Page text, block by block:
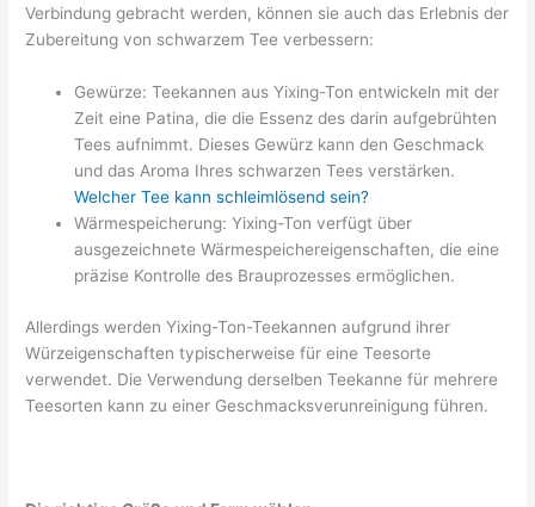
Verbindung gebracht werden, können sie auch das Erlebnis der
Zubereitung von schwarzem Tee verbessern:
Gewürze: Teekannen aus Yixing-Ton entwickeln mit der
Zeit eine Patina, die die Essenz des darin aufgebrühten
Tees aufnimmt. Dieses Gewürz kann den Geschmack
und das Aroma Ihres schwarzen Tees verstärken.
Welcher Tee kann schleimlösend sein?
Wärmespeicherung: Yixing-Ton verfügt über
ausgezeichnete Wärmespeichereigenschaften, die eine
präzise Kontrolle des Brauprozesses ermöglichen.
Allerdings werden Yixing-Ton-Teekannen aufgrund ihrer
Würzeigenschaften typischerweise für eine Teesorte
verwendet. Die Verwendung derselben Teekanne für mehrere
Teesorten kann zu einer Geschmacksverunreinigung führen.